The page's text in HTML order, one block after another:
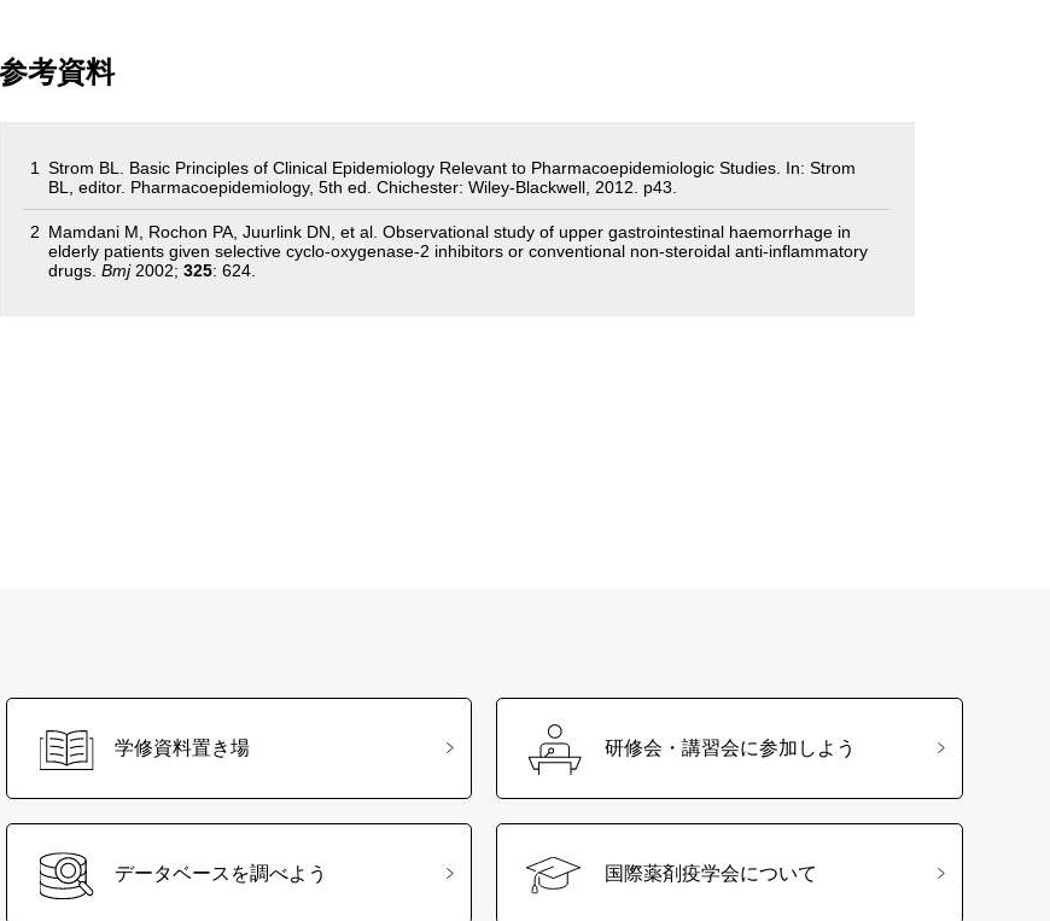
参考資料
Strom BL. Basic Principles of Clinical Epidemiology Relevant to Pharmacoepidemiologic Studies. In: Strom
BL, editor. Pharmacoepidemiology, 5th ed. Chichester: Wiley-Blackwell, 2012. p43.
Mamdani M, Rochon PA, Juurlink DN, et al. Observational study of upper gastrointestinal haemorrhage in
elderly patients given selective cyclo-oxygenase-2 inhibitors or conventional non-steroidal anti-inflammatory
drugs. Bmj2002; 325: 624.
学修資料置き場 研修会・講習会に参加しよう
データベースを調べよう 国際薬剤疫学会について